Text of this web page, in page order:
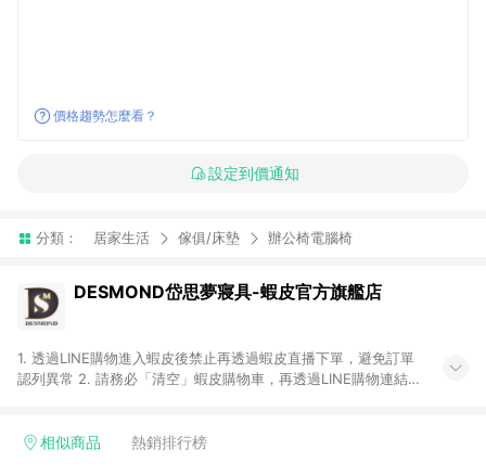
價格趨勢怎麼看？
設定到價通知
分類： 居家生活 傢俱/床墊 辦公椅電腦椅
DESMOND岱思夢寢具-蝦皮官方旗艦店
1. 透過LINE購物進入蝦皮後禁止再透過蝦皮直播下單，避免訂單
認列異常 2. 請務必「清空」蝦皮購物車，再透過LINE購物連結至
交易後，想下第二張訂單，請重新從LINE購物連結至蝦皮商店進
相似商品 熱銷排行榜